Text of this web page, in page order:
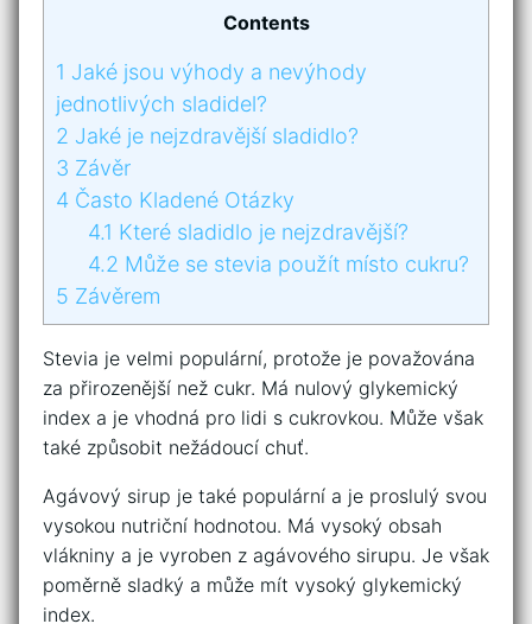
Contents
1 Jaké jsou výhody a nevýhody
jednotlivých sladidel?
2 Jaké je nejzdravější sladidlo?
3 Závěr
4 Často Kladené Otázky
4.1 Které sladidlo je nejzdravější?
4.2 Může se stevia použít místo cukru?
5 Závěrem
Stevia je velmi populární, protože je považována
za přirozenější než cukr. Má nulový glykemický
index a je vhodná pro lidi s cukrovkou. Může však
také způsobit nežádoucí chuť.
Agávový sirup je také populární a je proslulý svou
vysokou nutriční hodnotou. Má vysoký obsah
vlákniny a je vyroben z agávového sirupu. Je však
poměrně sladký a může mít vysoký glykemický
index.